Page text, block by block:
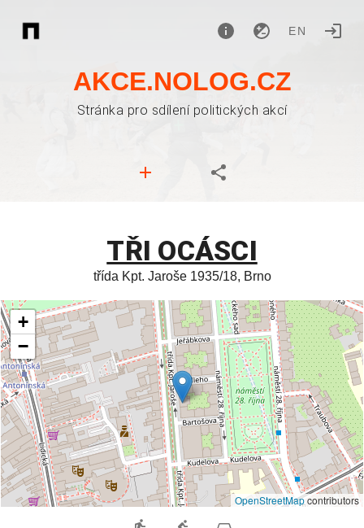
EN
AKCE.NOLOG.CZ
Stránka pro sdílení politických akcí
TŘI OCÁSCI
třída Kpt. Jaroše 1935/18, Brno
+
−
OpenStreetMapcontributors